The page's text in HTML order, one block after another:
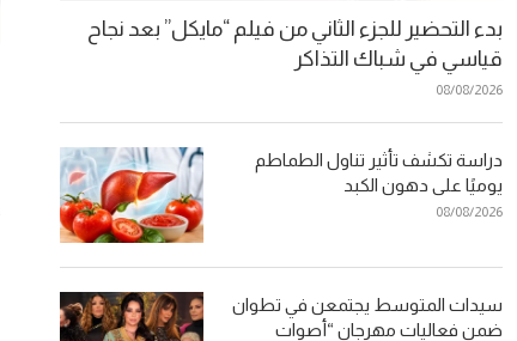
بدء التحضير للجزء الثاني من فيلم “مايكل” بعد نجاح
قياسي في شباك التذاكر
08/08/2026
دراسة تكشف تأثير تناول الطماطم
يوميًا على دهون الكبد
08/08/2026
سيدات المتوسط يجتمعن في تطوان
ضمن فعاليات مهرجان “أصوات